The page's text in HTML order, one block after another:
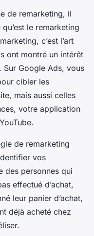
de remarketing, il
le remarketing
c’est l’art
ont montré un intérêt
Google Ads, vous
cibler les
mais aussi celles
votre application
de remarketing
vos
des personnes qui
effectué d’achat,
leur panier d’achat,
déjà acheté chez